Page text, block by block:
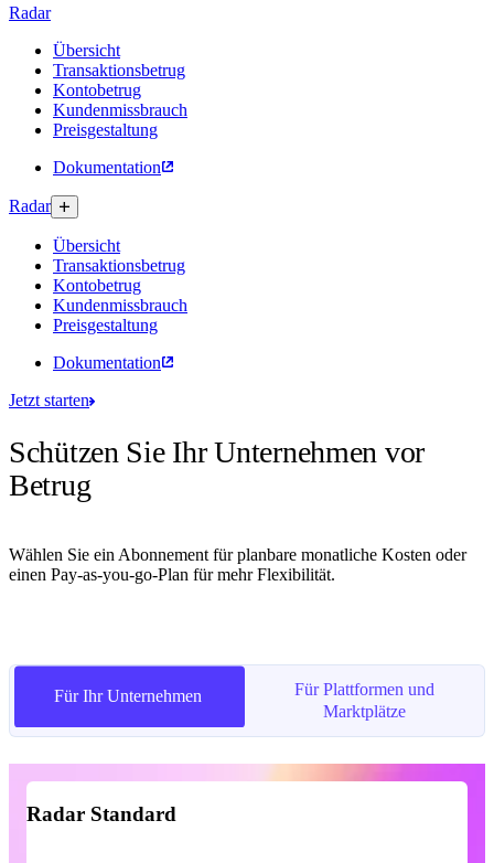
Radar
Übersicht
Transaktionsbetrug
Kontobetrug
Kundenmissbrauch
Preisgestaltung
Dokumentation
Radar
Übersicht
Transaktionsbetrug
Kontobetrug
Kundenmissbrauch
Preisgestaltung
Dokumentation
Jetzt starten
Schützen Sie Ihr Unternehmen vor
Betrug
Wählen Sie ein Abonnement für planbare monatliche Kosten oder
einen Pay-as-you-go-Plan für mehr Flexibilität.
Für Ihr Unternehmen
Für Plattformen und
Marktplätze
Für Ihr Unternehmen
Für Plattformen und
Marktplätze
Radar Standard